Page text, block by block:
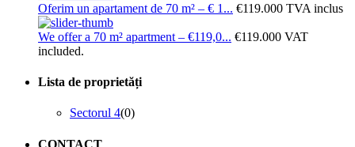
Oferim un apartament de 70 m² – € 1... €119.000 TVA inclus
We offer a 70 m² apartment – €119,0... €119.000 VAT
included.
Lista de proprietăți
Sectorul 4(0)
CONTACT